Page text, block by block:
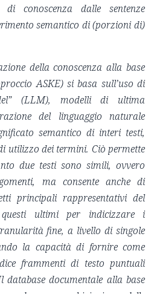
conoscenza dalle sentenze
semantico di (porzioni di)
della conoscenza alla base
ASKE) si basa sull’uso di
(LLM), modelli di ultima
del linguaggio naturale
semantico di interi testi,
utilizzo dei termini. Ciò permette
due testi sono simili, ovvero
ma consente anche di
principali rappresentativi del
ultimi per indicizzare i
fine, a livello di singole
la capacità di fornire come
frammenti di testo puntuali
database documentale alla base